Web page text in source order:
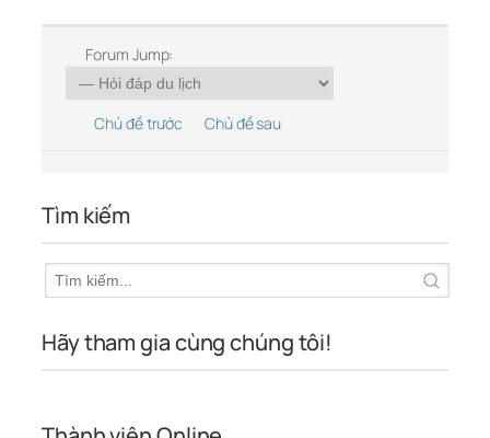
Forum Jump:
Chủ đề trước Chủ đề sau
Tìm kiếm
Hãy tham gia cùng chúng tôi!